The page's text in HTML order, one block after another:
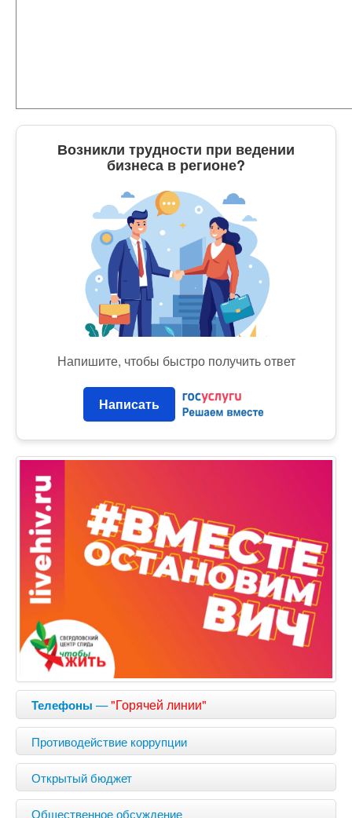
Возникли трудности при ведении
бизнеса в регионе?
Напишите, чтобы быстро получить ответ
Написать
Телефоны —"Горячей линии"
Противодействие коррупции
Открытый бюджет
Общественное обсуждение